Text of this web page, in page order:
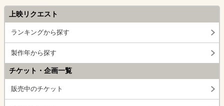
上映リクエスト
ランキングから探す
製作年から探す
チケット・企画一覧
販売中のチケット